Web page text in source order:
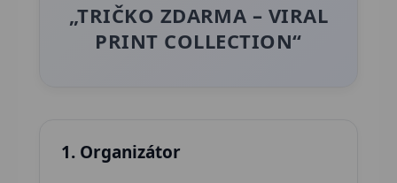
„TRIČKO ZDARMA – VIRAL
PRINT COLLECTION“
1. Organizátor